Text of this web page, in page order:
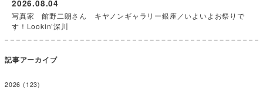
写真家 館野二朗さん キヤノンギャラリー銀座／いよいよお祭りで
す！Lookin’深川
2026.08.04
記事アーカイブ
2026 (123)